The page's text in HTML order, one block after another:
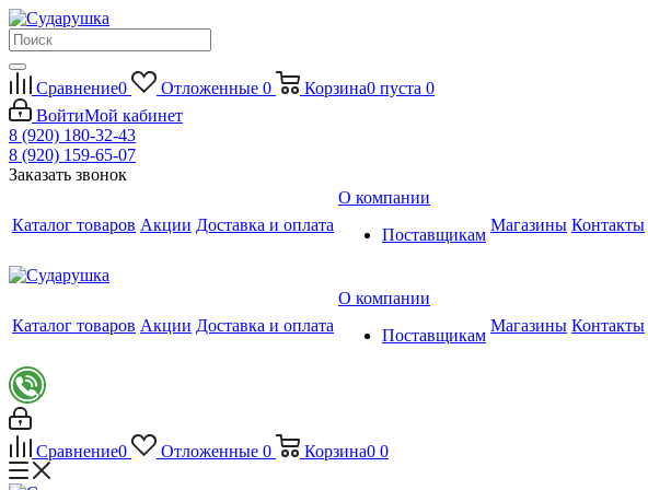
Сравнение0 Отложенные 0 Корзина0 пуста 0
ВойтиМой кабинет
8 (920) 180-32-43
8 (920) 159-65-07
Заказать звонок
Каталог товаров Акции Доставка и оплата
О компании
Поставщикам
Магазины Контакты
Каталог товаров Акции Доставка и оплата
О компании
Поставщикам
Магазины Контакты
Сравнение0 Отложенные 0 Корзина0 0